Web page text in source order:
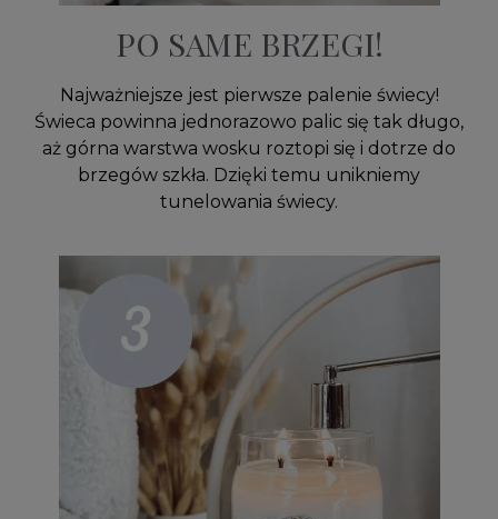
PO SAME BRZEGI!
Najważniejsze jest pierwsze palenie świecy!
Świeca powinna jednorazowo palic się tak długo,
aż górna warstwa wosku roztopi się i dotrze do
brzegów szkła. Dzięki temu unikniemy
tunelowania świecy.